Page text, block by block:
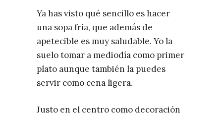
Ya has visto qué sencillo es hacer
una sopa fría, que además de
apetecible es muy saludable. Yo la
suelo tomar a mediodía como primer
plato aunque también la puedes
servir como cena ligera.
Justo en el centro como decoración